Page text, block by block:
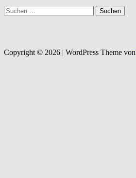
Suchen
nach:
Copyright © 2026 | WordPress Theme von